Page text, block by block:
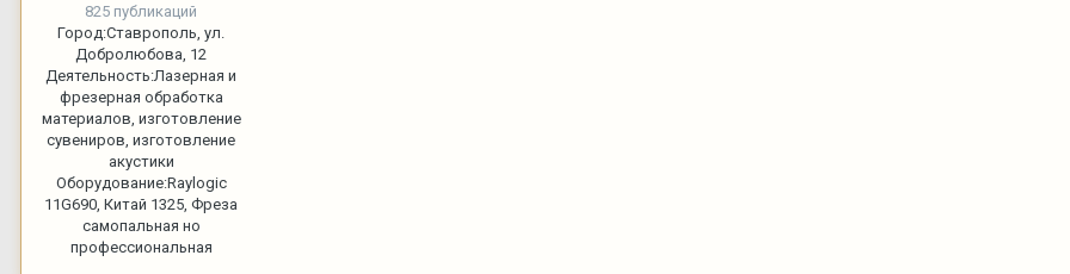
825 публикаций
Город:Ставрополь, ул.
Добролюбова, 12
Деятельность:Лазерная и
фрезерная обработка
материалов, изготовление
сувениров, изготовление
акустики
Оборудование:Raylogic
11G690, Китай 1325, Фреза
самопальная но
профессиональная